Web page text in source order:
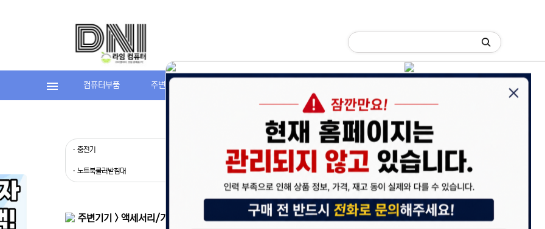
컴퓨터부품 주변기기
· 충전기 · 보조배터리 · 멀티탭
· 노트북쿨러받침대 · 모니터받침대 · 마우스패드
주변기기 > 액세서리/기타용품 > 보안/보호 필름
홈페이지 이용 안내
안녕하세요, (주)디앤아이입니다.
현재 내부 사정으로 인해 홈페이지 관리 및 상품 업데이트가 원활하게 진행되지 않고
불편을 드려 죄송합니다.
제품 문의, 견적 문의 및 상담은 아래 연락처로 문의해 주시면 더욱 빠르게 안내받으
043-274-6789 / 렌탈문의 010-3409-6789
또는 네이버에서 "디앤아이" 또는 "디앤아이몰"을 검색하시어 네이버 스마트스토어를